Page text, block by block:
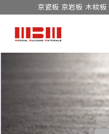
京瓷板 京岩板 木紋板